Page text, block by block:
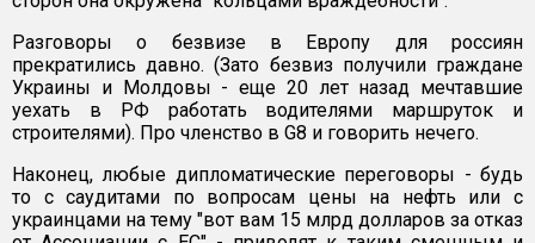
Разговоры о безвизе в Европу для россиян
прекратились давно. (Зато безвиз получили граждане
Украины и Молдовы - еще 20 лет назад мечтавшие
уехать в РФ работать водителями маршруток и
строителями). Про членство в G8 и говорить нечего.
Наконец, любые дипломатические переговоры - будь
то с саудитами по вопросам цены на нефть или с
украинцами на тему "вот вам 15 млрд долларов за отказ